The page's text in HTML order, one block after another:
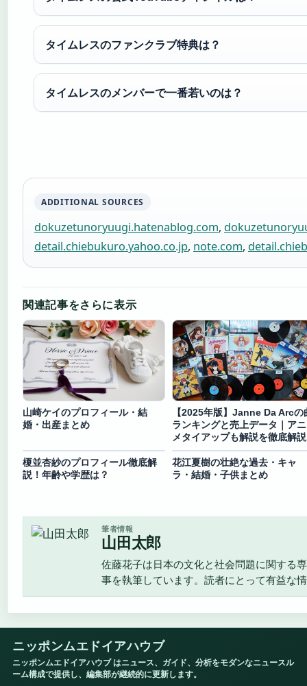
タイムレスのファンクラブ特典は？
タイムレスのメンバーで一番若いのは？
ADDITIONAL SOURCES
dokuzetunoryuugi.hatenablog.com,
detail.chiebukuro.yahoo.co.jp, note.com,
関連記事をさらに表示
山崎ケイのプロフィール・結
婚・出産まとめ
【2025年版】Janne Da Arcの
ランキングと売上データ｜アニ
メタイアップも解説を徹底解説
榎並杏紗のプロフィール徹底解
説！年齢や学歴は？
花江夏樹の壮絶な過去・キャ
ラ・結婚・子供まとめ
筆者情報
山田太郎
佐藤花子は日本の文化と社会問題に関する
事を執筆しています。読者にとって有益な
ニッポンムエドイアハウブ
ニッポンムエドイアハウブ はニュース、ガイド、分析をモダンなニュースル
ーム構成で提供し、編集部が継続的に更新します。